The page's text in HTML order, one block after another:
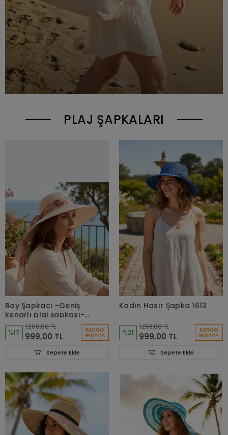
PLAJ ŞAPKALARI
Bay Şapkacı -Geniş
kenarlı plaj şapkası-
pembe
%17
1.200,00 TL
999,00 TL
KARGO
BEDAVA
Sepete Ekle
Kadın Hasır Şapka 1613
%21
1.258,00 TL
999,00 TL
KARGO
BEDAVA
Sepete Ekle